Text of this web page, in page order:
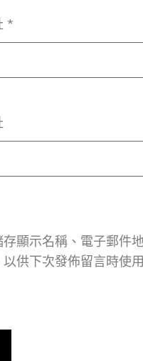
*
存顯示名稱、電子郵件
供下次發佈留言時使